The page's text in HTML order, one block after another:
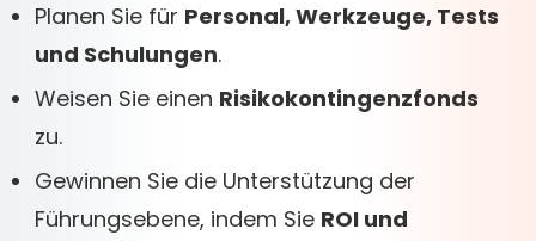
Planen Sie für Personal, Werkzeuge, Tests
und Schulungen.
Weisen Sie einen Risikokontingenzfonds
zu.
Gewinnen Sie die Unterstützung der
Führungsebene, indem Sie ROI und